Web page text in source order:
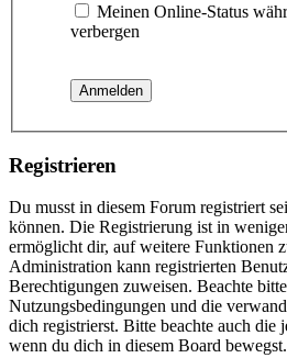
Meinen Online-Status
verbergen
Registrieren
Du musst in diesem Forum registriert
können. Die Registrierung ist in
ermöglicht dir, auf weitere Funktionen
Administration kann registrierten
Berechtigungen zuweisen. Beachte
Nutzungsbedingungen und die
dich registrierst. Bitte beachte auch die
wenn du dich in diesem Board bewegst.